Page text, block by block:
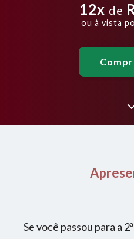
12x de
ou à vista
Se você passou para a